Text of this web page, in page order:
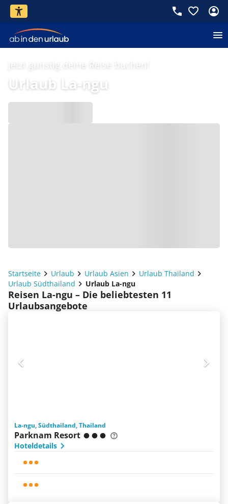
Jetzt günstig deine Reise buchen!
Urlaub La-ngu
Startseite Urlaub Urlaub Asien
Urlaub Thailand
Urlaub Südthailand
Urlaub La-ngu
Reisen La-ngu – Die beliebtesten 11
Urlaubsangebote
La-ngu, Südthailand, Thailand
Parknam Resort
Hoteldetails